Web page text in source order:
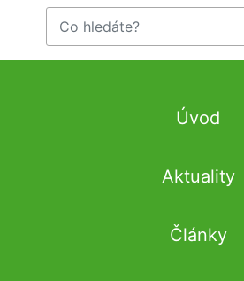
Úvod
Aktuality
Články